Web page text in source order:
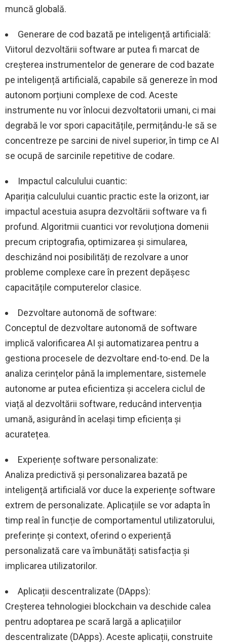
muncă globală.
Generare de cod bazată pe inteligență artificială:
Viitorul dezvoltării software ar putea fi marcat de
creșterea instrumentelor de generare de cod bazate
pe inteligență artificială, capabile să genereze în mod
autonom porțiuni complexe de cod. Aceste
instrumente nu vor înlocui dezvoltatorii umani, ci mai
degrabă le vor spori capacitățile, permițându-le să se
concentreze pe sarcini de nivel superior, în timp ce AI
se ocupă de sarcinile repetitive de codare.
Impactul calculului cuantic:
Apariția calculului cuantic practic este la orizont, iar
impactul acestuia asupra dezvoltării software va fi
profund. Algoritmii cuantici vor revoluționa domenii
precum criptografia, optimizarea și simularea,
deschizând noi posibilități de rezolvare a unor
probleme complexe care în prezent depășesc
capacitățile computerelor clasice.
Dezvoltare autonomă de software:
Conceptul de dezvoltare autonomă de software
implică valorificarea AI și automatizarea pentru a
gestiona procesele de dezvoltare end-to-end. De la
analiza cerințelor până la implementare, sistemele
autonome ar putea eficientiza și accelera ciclul de
viață al dezvoltării software, reducând intervenția
umană, asigurând în același timp eficiența și
acuratețea.
Experiențe software personalizate:
Analiza predictivă și personalizarea bazată pe
inteligență artificială vor duce la experiențe software
extrem de personalizate. Aplicațiile se vor adapta în
timp real în funcție de comportamentul utilizatorului,
preferințe și context, oferind o experiență
personalizată care va îmbunătăți satisfacția și
implicarea utilizatorilor.
Aplicații descentralizate (DApps):
Creșterea tehnologiei blockchain va deschide calea
pentru adoptarea pe scară largă a aplicațiilor
descentralizate (DApps). Aceste aplicații, construite